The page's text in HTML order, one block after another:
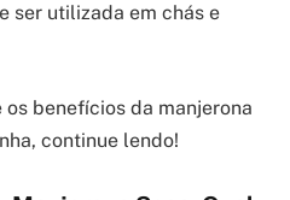
ser utilizada em chás e
benefícios da manjerona
continue lendo!